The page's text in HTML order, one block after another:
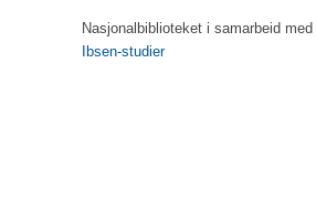
Nasjonalbiblioteket i samarbeid med
Ibsen-studier